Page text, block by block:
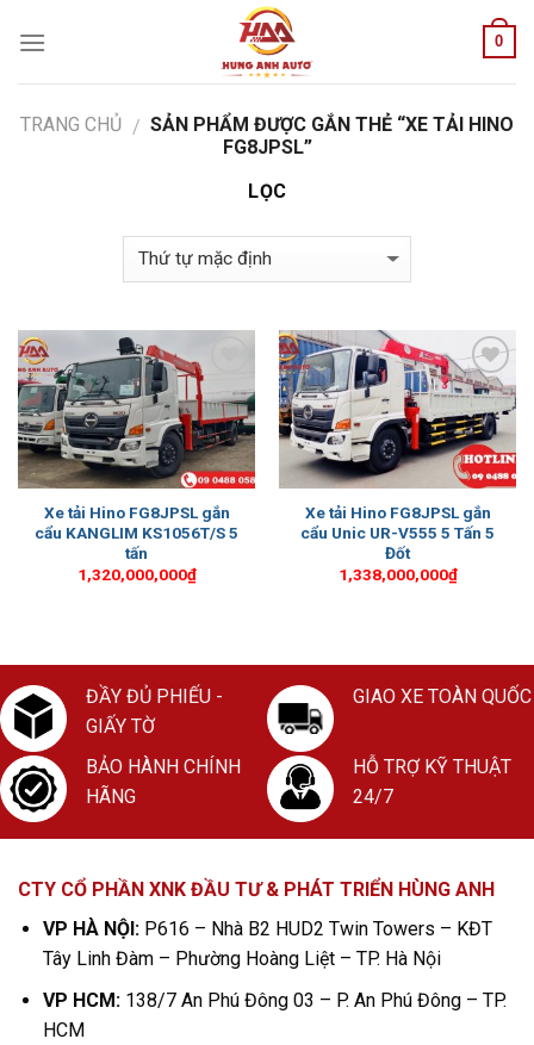
0
TRANG CHỦ / SẢN PHẨM ĐƯỢC GẮN THẺ “XE TẢI HINO
FG8JPSL”
LỌC
Add to
Wishlist
Xe tải Hino FG8JPSL gắn
cẩu KANGLIM KS1056T/S 5
tấn
1,320,000,000₫
Add to
Wishlist
Xe tải Hino FG8JPSL gắn
cẩu Unic UR-V555 5 Tấn 5
Đốt
1,338,000,000₫
ĐẦY ĐỦ PHIẾU -
GIẤY TỜ
GIAO XE TOÀN QUỐC
BẢO HÀNH CHÍNH
HÃNG
HỖ TRỢ KỸ THUẬT
24/7
CTY CỔ PHẦN XNK ĐẦU TƯ & PHÁT TRIỂN HÙNG ANH
VP HÀ NỘI:P616 – Nhà B2 HUD2 Twin Towers – KĐT
Tây Linh Đàm – Phường Hoàng Liệt – TP. Hà Nội
VP HCM:138/7 An Phú Đông 03 – P. An Phú Đông – TP.
HCM